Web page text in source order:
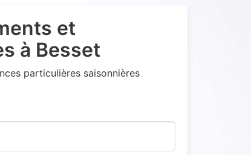
et
à Besset
particulières saisonnières